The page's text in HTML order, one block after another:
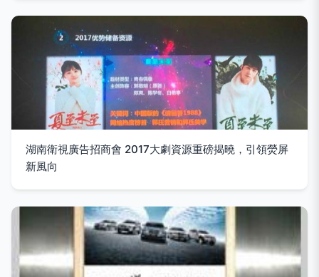
湖南衛視廣告招商會 2017大劇資源重磅揭曉，引領熒屏
新風向